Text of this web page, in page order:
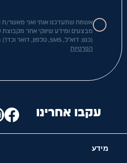
אשמח שתעדכנו אותי ואני מאשר/
מבצעים ומידע שיווקי אחר
(כגון: דוא"ל, SMS, טלפון, דואר וכדו') בהתאם
הפרטיות
מידע
עקבו אחרינו